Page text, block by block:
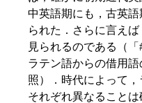
中英語期にも，古英
られた．さらに言え
見られるのである（「
ラテン語からの借用
照）．時代によって
それぞれ異なること